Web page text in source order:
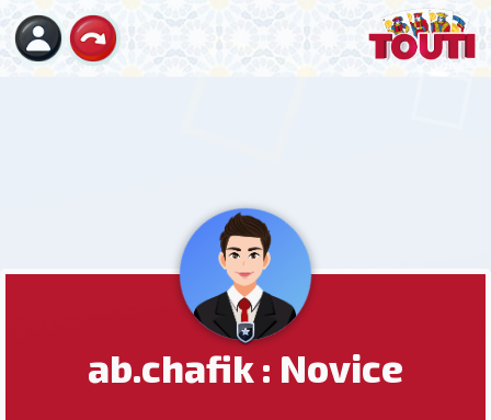
ab.chafik : Novice